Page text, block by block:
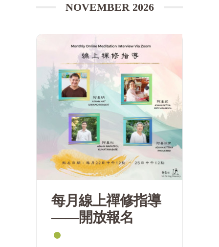
NOVEMBER 2026
每月線上禪修指導
——開放報名